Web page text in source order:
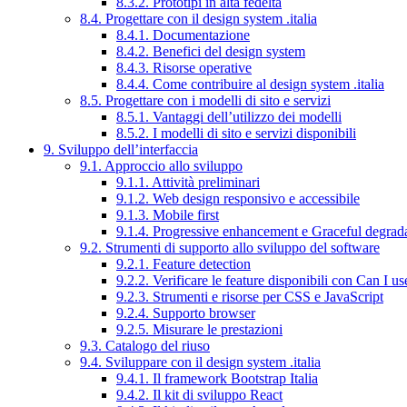
8.4. Progettare con il design system .italia
8.4.1. Documentazione
8.4.2. Benefici del design system
8.4.3. Risorse operative
8.4.4. Come contribuire al design system .italia
8.5. Progettare con i modelli di sito e servizi
8.5.1. Vantaggi dell’utilizzo dei modelli
8.5.2. I modelli di sito e servizi disponibili
9. Sviluppo dell’interfaccia
9.1. Approccio allo sviluppo
9.1.1. Attività preliminari
9.1.2. Web design responsivo e accessibile
9.1.3. Mobile first
9.1.4. Progressive enhancement e Graceful
9.2. Strumenti di supporto allo sviluppo del software
9.2.1. Feature detection
9.2.2. Verificare le feature disponibili con Can I
9.2.3. Strumenti e risorse per CSS e JavaScript
9.2.4. Supporto browser
9.2.5. Misurare le prestazioni
9.3. Catalogo del riuso
9.4. Sviluppare con il design system .italia
9.4.1. Il framework Bootstrap Italia
9.4.2. Il kit di sviluppo React